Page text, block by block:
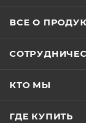
ВСЕ О
КТО МЫ
ГДЕ КУПИТЬ